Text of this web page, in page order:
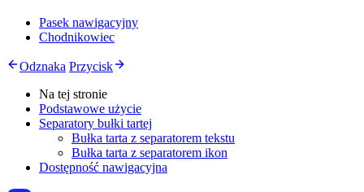
Pasek nawigacyjny
Chodnikowiec
Odznaka Przycisk
Na tej stronie
Podstawowe użycie
Separatory bułki tartej
Bułka tarta z separatorem tekstu
Bułka tarta z separatorem ikon
Dostępność nawigacyjna